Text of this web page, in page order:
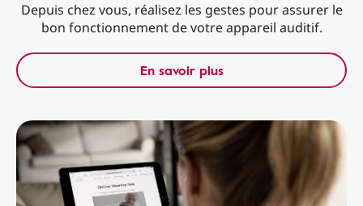
Depuis chez vous, réalisez les gestes pour assurer le
bon fonctionnement de votre appareil auditif.
En savoir plus